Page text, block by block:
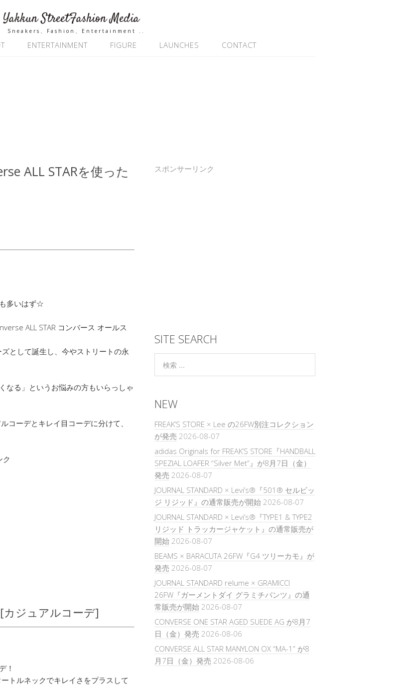
Yakkun StreetFashion Media
Sneakers、Fashion、Entertainment ..
ENTERTAINMENT FIGURE LAUNCHES CONTACT
ALL STARを使った
多いはず☆
ALL STAR コンバース オールス
として誕生し、今やストリートの永
なる」というお悩みの方もいらっしゃ
コーデとキレイ目コーデに分けて、
ク
ジュアルコーデ]
！
トルネックでキレイさをプラスして
スポンサーリンク
SITE SEARCH
NEW
FREAK’S STORE × Lee の26FW別注コレクション
が発売 2026-08-07
adidas Originals for FREAK’S STORE『HANDBALL
SPEZIAL LOAFER “Silver Met”』が8月7日（金）
発売 2026-08-07
JOURNAL STANDARD × Levi’s®『501® セルビッ
ジ リジッド』の通常販売が開始 2026-08-07
JOURNAL STANDARD × Levi’s®『TYPE1 & TYPE2
リジッド トラッカージャケット』の通常販売が
開始 2026-08-07
BEAMS × BARACUTA 26FW『G4 ツリーカモ』が
発売 2026-08-07
JOURNAL STANDARD relume × GRAMICCI
26FW『ガーメントダイ グラミチパンツ』の通
常販売が開始 2026-08-07
CONVERSE ONE STAR AGED SUEDE AG が8月7
日（金）発売 2026-08-06
CONVERSE ALL STAR MANYLON OX “MA-1” が8
月7日（金）発売 2026-08-06